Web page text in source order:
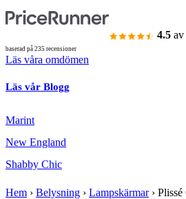
4.5 av
baserad på 235 recensioner
Läs våra omdömen
Läs vår Blogg
Marint
New England
Shabby Chic
Hem › Belysning › Lampskärmar›